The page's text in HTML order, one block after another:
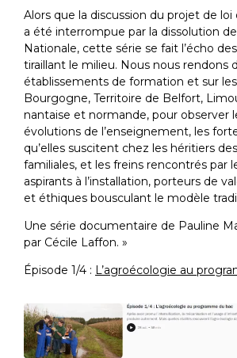
Alors que la discussion du projet de loi
a été interrompue par la dissolution de
Nationale, cette série se fait l’écho
tiraillant le milieu. Nous nous rendons
établissements de formation et sur
Bourgogne, Territoire de Belfort,
nantaise et normande, pour observer
évolutions de l’enseignement, les
qu’elles suscitent chez les héritiers
familiales, et les freins rencontrés par
aspirants à l’installation, porteurs de
et éthiques bousculant le modèle
Une série documentaire de Pauline
par Cécile Laffon. »
Épisode 1/4 : L’agroécologie au